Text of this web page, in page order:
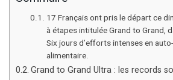
17 Français ont pris le départ ce
à étapes intitulée Grand to Grand,
Six jours d’efforts intenses en
alimentaire.
Grand to Grand Ultra : les records